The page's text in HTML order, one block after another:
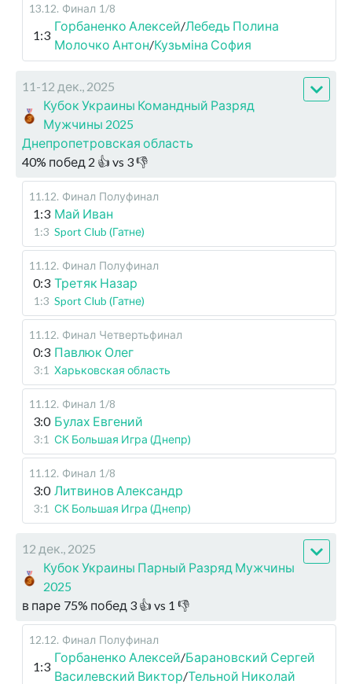
13.12. Финал 1/8
1:3
Горбаненко Алексей/Лебедь Полина
Молочко Антон/Кузьміна София
11-12 дек., 2025
Кубок Украины Командный Разряд
Мужчины 2025
Днепропетровская область
40% побед 2 👍 vs 3👎
11.12. Финал Полуфинал
1:3 Май Иван
1:3 Sport Club (Гатне)
11.12. Финал Полуфинал
0:3 Третяк Назар
1:3 Sport Club (Гатне)
11.12. Финал Четвертьфинал
0:3 Павлюк Олег
3:1 Харьковская область
11.12. Финал 1/8
3:0 Булах Евгений
3:1 СК Большая Игра (Днепр)
11.12. Финал 1/8
3:0 Литвинов Александр
3:1 СК Большая Игра (Днепр)
12 дек., 2025
Кубок Украины Парный Разряд Мужчины
2025
в паре 75% побед 3 👍 vs 1 👎
12.12. Финал Полуфинал
1:3
Горбаненко Алексей/Барановский Сергей
Василевский Виктор/Тельной Николай